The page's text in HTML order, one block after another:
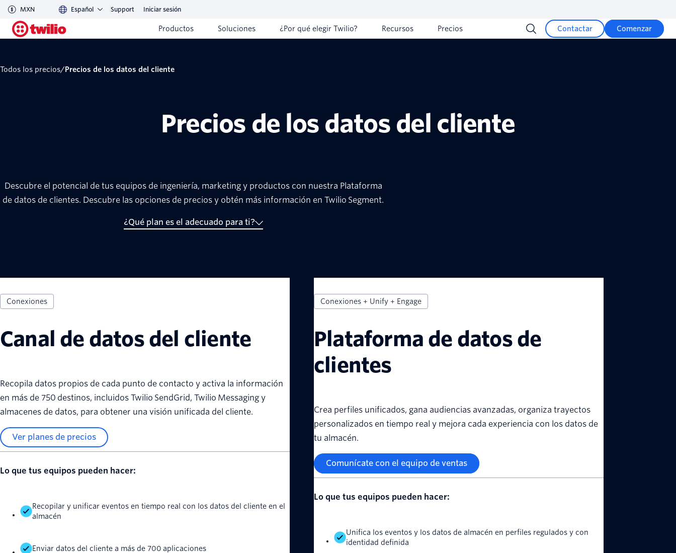
MXN Español Support Iniciar sesión
Productos Soluciones ¿Por qué elegir Twilio? Recursos Precios Contactar Comenzar
Todos los precios/ Precios de los datos del cliente
Precios de los datos del cliente
Descubre el potencial de tus equipos de ingeniería, marketing y productos con nuestra Plataforma
de datos de clientes. Descubre las opciones de precios y obtén más información en Twilio Segment.
¿Qué plan es el adecuado para ti?
Conexiones
Canal de datos del cliente
Recopila datos propios de cada punto de contacto y activa la información
en más de 750 destinos, incluidos Twilio SendGrid, Twilio Messaging y
almacenes de datos, para obtener una visión unificada del cliente.
Ver planes de precios
Lo que tus equipos pueden hacer:
Recopilar y unificar eventos en tiempo real con los datos del cliente en el
almacén
Enviar datos del cliente a más de 700 aplicaciones
Conexiones + Unify + Engage
Plataforma de datos de
clientes
Crea perfiles unificados, gana audiencias avanzadas, organiza trayectos
personalizados en tiempo real y mejora cada experiencia con los datos de
tu almacén.
Comunícate con el equipo de ventas
Lo que tus equipos pueden hacer:
Unifica los eventos y los datos de almacén en perfiles regulados y con
identidad definida